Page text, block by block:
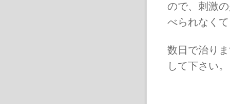
ので、刺激
べられなく
数日で治り
して下さい。